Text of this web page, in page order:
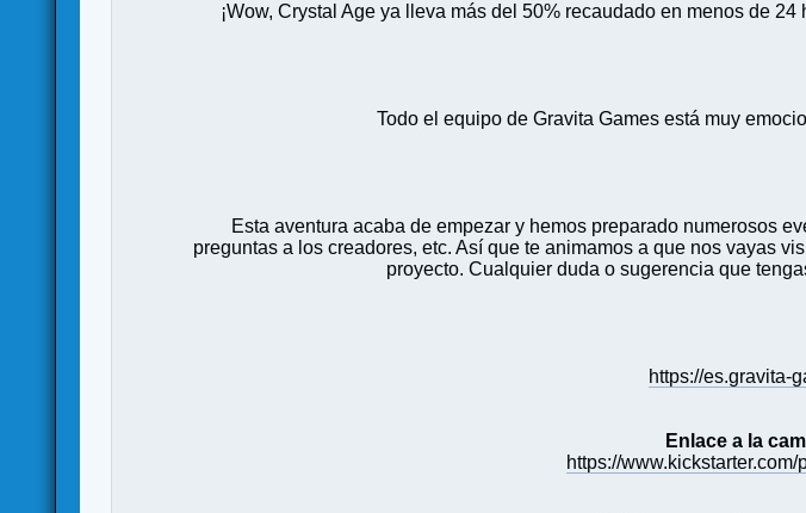
¡Wow, Crystal Age ya lleva más del 50% recaudado en menos de
Todo el equipo de Gravita Games está muy
Esta aventura acaba de empezar y hemos preparado numerosos
preguntas a los creadores, etc. Así que te animamos a que nos vayas
proyecto. Cualquier duda o sugerencia que
https://es.gravita-
Enlace a la
https://